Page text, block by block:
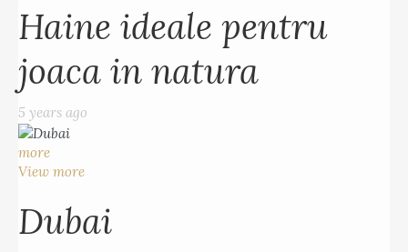
Haine ideale pentru
joaca in natura
5 years ago
more
View more
Dubai